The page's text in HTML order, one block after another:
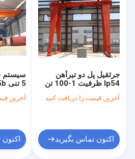
خانه
سیستم
کنترل
آخرین
جرثقیل پل دو تیرآهن
Ip54 ظرفیت 1-100 تن
آخرین قیمت را دریافت کنید
اکنون تماس بگیرید